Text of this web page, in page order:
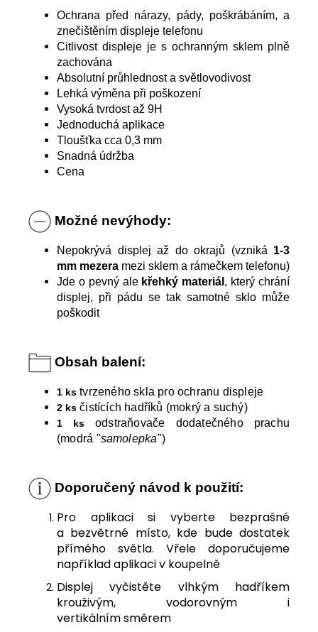
Ochrana před nárazy, pády, poškrábáním, a
znečištěním displeje telefonu
Citlivost displeje je s ochranným sklem plně
zachována
Absolutní průhlednost a světlovodivost
Lehká výměna při poškození
Vysoká tvrdost až 9H
Jednoduchá aplikace
Tloušťka cca 0,3 mm
Snadná údržba
Cena
Možné nevýhody:
Nepokrývá displej až do okrajů (vzniká 1-3
mm mezera mezi sklem a rámečkem telefonu)
Jde o pevný ale křehký materiál , který chrání
displej, při pádu se tak samotné sklo může
poškodit
Obsah balení:
1 ks tvrzeného skla pro ochranu displeje
2 ks čistících hadříků (mokrý a suchý)
1 ksodstraňovače dodatečného prachu
(modrá "samolepka")
Doporučený návod k použití:
Pro aplikaci si vyberte bezprašné
a bezvětrné místo, kde bude dostatek
přímého světla. Vřele doporučujeme
například aplikaci v koupelně
Displej vyčistěte vlhkým hadříkem
krouživým, vodorovným i
vertikálním směrem